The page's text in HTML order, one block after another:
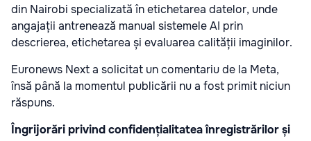
din Nairobi specializată în etichetarea datelor, unde
angajații antrenează manual sistemele AI prin
descrierea, etichetarea și evaluarea calității imaginilor.
Euronews Next a solicitat un comentariu de la Meta,
însă până la momentul publicării nu a fost primit niciun
răspuns.
Îngrijorări privind confidențialitatea înregistrărilor și